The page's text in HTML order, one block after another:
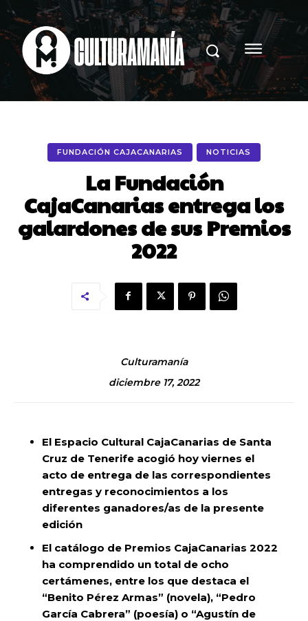
FUNDACIÓN CAJACANARIAS NOTICIAS
La Fundación
CajaCanarias entrega los
galardones de sus Premios
2022
Culturamanía
diciembre 17, 2022
El Espacio Cultural CajaCanarias de Santa
Cruz de Tenerife acogió hoy viernes el
acto de entrega de las correspondientes
entregas y reconocimientos a los
diferentes ganadores/as de la presente
edición
El catálogo de Premios CajaCanarias 2022
ha comprendido un total de ocho
certámenes, entre los que destaca el
“Benito Pérez Armas” (novela), “Pedro
García Cabrera” (poesía) o “Agustín de